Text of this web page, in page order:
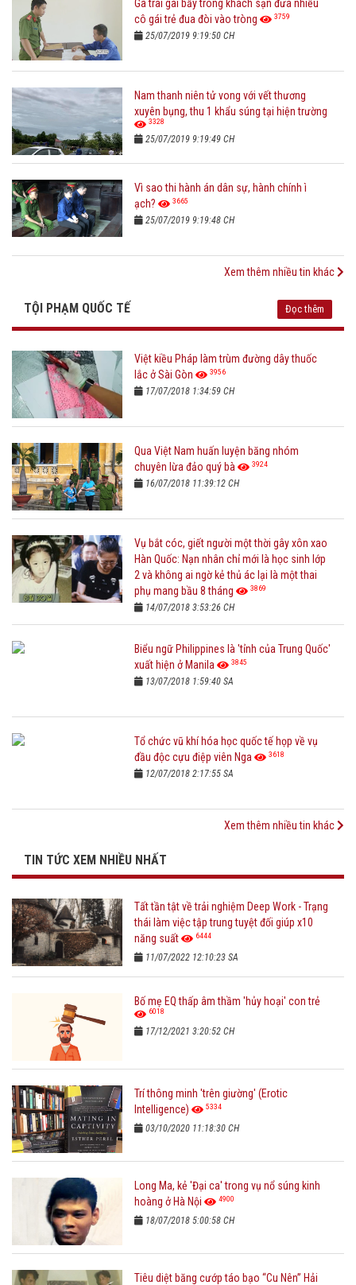
Gã trai gài bẫy trong khách sạn đưa nhiều
cô gái trẻ đua đòi vào tròng
3759
25/07/2019 9:19:50 CH
Nam thanh niên tử vong với vết thương
xuyên bụng, thu 1 khẩu súng tại hiện trường
3328
25/07/2019 9:19:49 CH
Vì sao thi hành án dân sự, hành chính ì
ạch?
3665
25/07/2019 9:19:48 CH
Xem thêm nhiều tin khác
TỘI PHẠM QUỐC TẾ Đọc thêm
Việt kiều Pháp làm trùm đường dây thuốc
lắc ở Sài Gòn
3956
17/07/2018 1:34:59 CH
Qua Việt Nam huấn luyện băng nhóm
chuyên lừa đảo quý bà
3924
16/07/2018 11:39:12 CH
Vụ bắt cóc, giết người một thời gây xôn xao
Hàn Quốc: Nạn nhân chỉ mới là học sinh lớp
2 và không ai ngờ kẻ thủ ác lại là một thai
phụ mang bầu 8 tháng
3869
14/07/2018 3:53:26 CH
Biểu ngữ Philippines là 'tỉnh của Trung Quốc'
xuất hiện ở Manila
3845
13/07/2018 1:59:40 SA
Tổ chức vũ khí hóa học quốc tế họp về vụ
đầu độc cựu điệp viên Nga
3618
12/07/2018 2:17:55 SA
Xem thêm nhiều tin khác
TIN TỨC XEM NHIỀU NHẤT
Tất tần tật về trải nghiệm Deep Work - Trạng
thái làm việc tập trung tuyệt đối giúp x10
năng suất
6444
11/07/2022 12:10:23 SA
Bố mẹ EQ thấp âm thầm 'hủy hoại' con trẻ
6018
17/12/2021 3:20:52 CH
Trí thông minh 'trên giường' (Erotic
Intelligence)
5334
03/10/2020 11:18:30 CH
Long Ma, kẻ 'Đại ca' trong vụ nổ súng kinh
hoàng ở Hà Nội
4900
18/07/2018 5:00:58 CH
Tiêu diệt băng cướp táo bạo “Cu Nên” Hải